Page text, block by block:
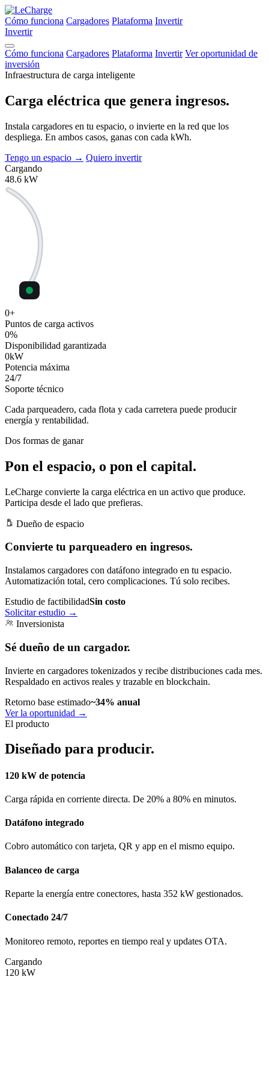
Cómo funciona Cargadores Plataforma Invertir
Invertir
Cómo funciona Cargadores Plataforma Invertir Ver oportunidad de
inversión
Infraestructura de carga inteligente
Carga eléctrica que genera ingresos.
Instala cargadores en tu espacio, o invierte en la red que los
despliega. En ambos casos, ganas con cada kWh.
Tengo un espacio → Quiero invertir
Cargando
48.6 kW
0+
Puntos de carga activos
0%
Disponibilidad garantizada
0kW
Potencia máxima
24/7
Soporte técnico
Cada parqueadero, cada flota y cada carretera puede producir
energía y rentabilidad.
Dos formas de ganar
Pon el espacio, o pon el capital.
LeCharge convierte la carga eléctrica en un activo que produce.
Participa desde el lado que prefieras.
Dueño de espacio
Convierte tu parqueadero en ingresos.
Instalamos cargadores con datáfono integrado en tu espacio.
Automatización total, cero complicaciones. Tú solo recibes.
Estudio de factibilidadSin costo
Solicitar estudio →
Inversionista
Sé dueño de un cargador.
Invierte en cargadores tokenizados y recibe distribuciones cada mes.
Respaldado en activos reales y trazable en blockchain.
Retorno base estimado~34% anual
Ver la oportunidad →
El producto
Diseñado para producir.
120 kW de potencia
Carga rápida en corriente directa. De 20% a 80% en minutos.
Datáfono integrado
Cobro automático con tarjeta, QR y app en el mismo equipo.
Balanceo de carga
Reparte la energía entre conectores, hasta 352 kW gestionados.
Conectado 24/7
Monitoreo remoto, reportes en tiempo real y updates OTA.
Cargando
120 kW